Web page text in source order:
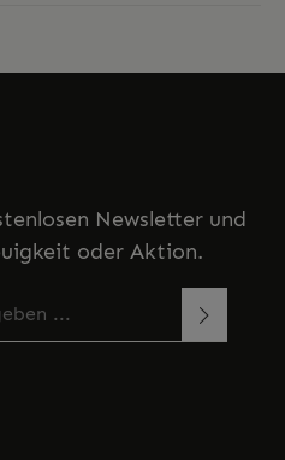
Newsletter und
oder Aktion.